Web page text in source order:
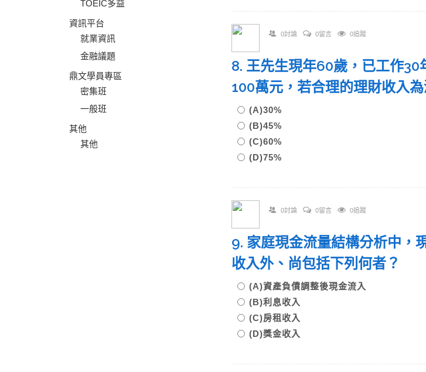
TOEIC多益
資訊平台
就業資訊
金融議題
鼎文學員專區
密集班
一般班
其他
其他
0討論 0留言 0追蹤
8. 王先生現年60歲，已工作
100萬元，若合理的理財收入
(A)30%
(B)45%
(C)60%
(D)75%
0討論 0留言 0追蹤
9. 家庭現金流量結構分析中，
收入外、尚包括下列何者？
(A)資產負債調整後現金流入
(B)利息收入
(C)房租收入
(D)獎金收入